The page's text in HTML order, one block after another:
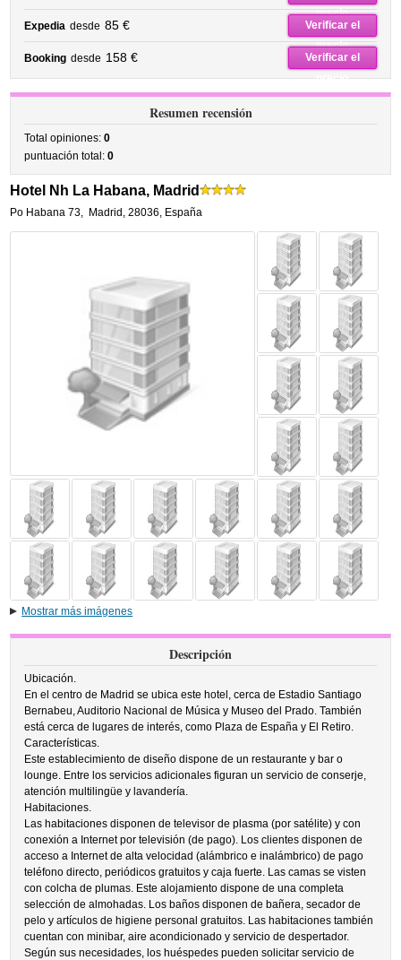
precio
Expedia desde 85 €
Verificar el
precio
Booking desde 158 €
Verificar el
precio
Resumen recensión
Total opiniones:0
puntuación total:0
Hotel Nh La Habana, Madrid
Po Habana 73, Madrid ,28036, España
Mostrar más imágenes
Descripción
Ubicación.
En el centro de Madrid se ubica este hotel, cerca de Estadio Santiago
Bernabeu, Auditorio Nacional de Música y Museo del Prado. También
está cerca de lugares de interés, como Plaza de España y El Retiro.
Características.
Este establecimiento de diseño dispone de un restaurante y bar o
lounge. Entre los servicios adicionales figuran un servicio de conserje,
atención multilingüe y lavandería.
Habitaciones.
Las habitaciones disponen de televisor de plasma (por satélite) y con
conexión a Internet por televisión (de pago). Los clientes disponen de
acceso a Internet de alta velocidad (alámbrico e inalámbrico) de pago
teléfono directo, periódicos gratuitos y caja fuerte. Las camas se visten
con colcha de plumas. Este alojamiento dispone de una completa
selección de almohadas. Los baños disponen de bañera, secador de
pelo y artículos de higiene personal gratuitos. Las habitaciones también
cuentan con minibar, aire acondicionado y servicio de despertador.
Según sus necesidades, los huéspedes pueden solicitar servicio de